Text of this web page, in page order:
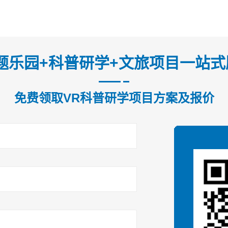
乐园+科普研学+文旅项目一站
免费领取VR科普研学项目方案及报价